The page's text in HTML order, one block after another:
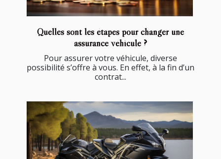
Quelles sont les étapes pour changer une
assurance véhicule ?
Pour assurer votre véhicule, diverse
possibilité s’offre à vous. En effet, à la fin d’un
contrat...